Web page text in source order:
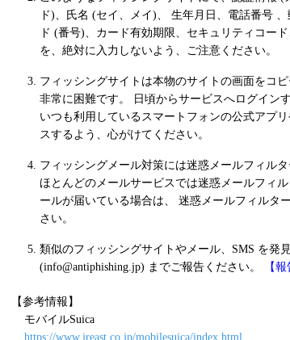
ド)、氏名 (セイ、メイ)、 生年月日、電話番号
ド (番号)、カード有効期限、セキュリティコー
を、絶対に入力しないよう、ご注意ください。
フィッシングサイトは本物のサイトの画面をコ
非常に困難です。 日頃からサービスへログイン
いつも利用しているスマートフォンの公式アプ
スするよう、心がけてください。
フィッシングメール対策には迷惑メールフィルタ
ほとんどのメールサービスでは迷惑メールフィ
ールが届いている場合は、 迷惑メールフィルタ
さい。
類似のフィッシングサイトやメール、SMS を発
(info@antiphishing.jp) までご報告ください。
【
【参考情報】
モバイルSuica
https://www.jreast.co.jp/mobilesuica/index.html